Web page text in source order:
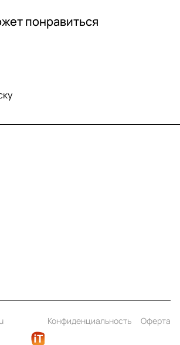
понравиться
Конфиденциальность
Оферта